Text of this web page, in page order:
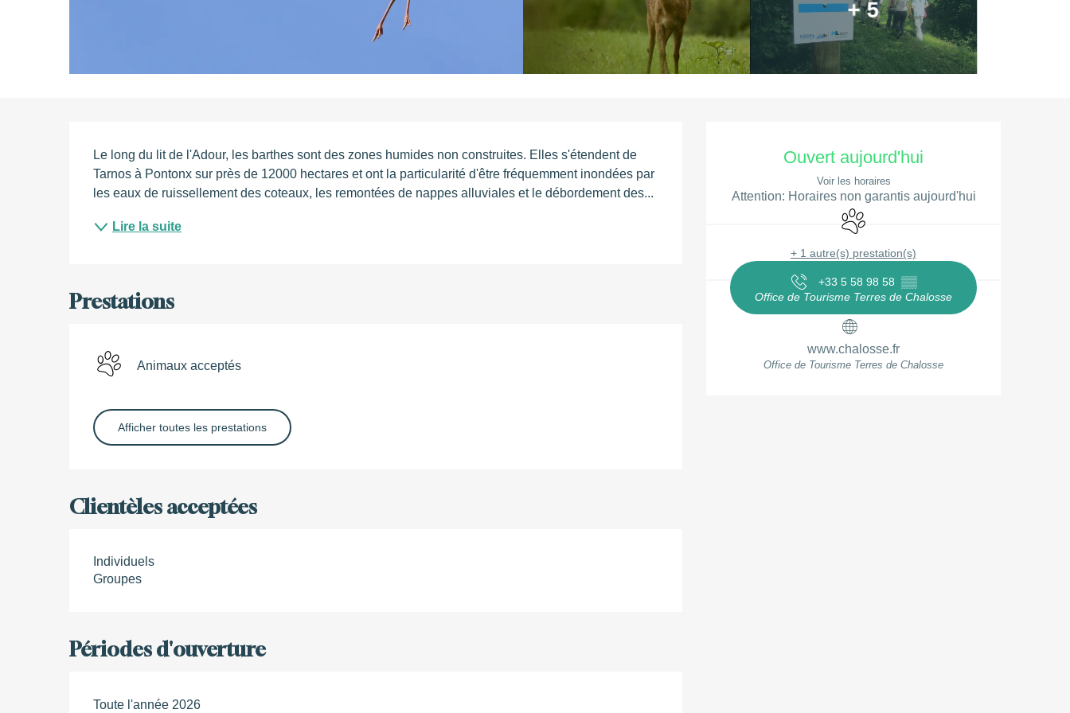
+ 5
Ouverture et coordonnées
Ouvert aujourd'hui
Voir les horaires
Attention: Horaires non garantis aujourd'hui
Animaux acceptés
+ 1 autre(s) prestation(s)
+33 5 58 98 58 ▒▒
Office de Tourisme Terres de Chalosse
www.chalosse.fr
Office de Tourisme Terres de Chalosse
Description
Le long du lit de l'Adour, les barthes sont des zones humides non construites. Elles s'étendent de
Tarnos à Pontonx sur près de 12000 hectares et ont la particularité d'être fréquemment inondées par
les eaux de ruissellement des coteaux, les remontées de nappes alluviales et le débordement des...
Lire la suite
Prestations
Animaux acceptés
Afficher toutes les prestations
Clientèles acceptées
Individuels
Groupes
Périodes d'ouverture
Toute l'année 2026